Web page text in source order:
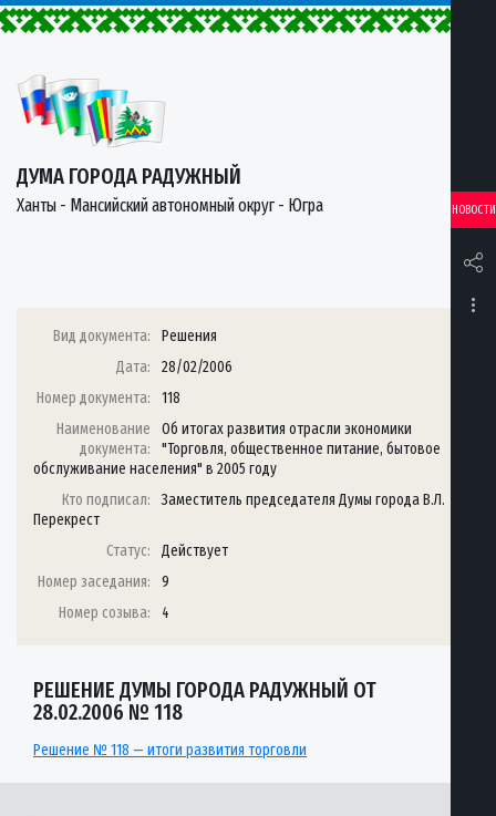
ДУМА ГОРОДА РАДУЖНЫЙ
Ханты - Мансийский автономный округ - Югра НОВОСТИ
Вид документа:
Решения
Дата:
28/02/2006
Номер документа:
118
Наименование
документа:
Об итогах развития отрасли экономики
"Торговля, общественное питание, бытовое
обслуживание населения" в 2005 году
Кто подписал:
Заместитель председателя Думы города В.Л.
Перекрест
Статус:
Действует
Номер заседания:
9
Номер созыва:
4
РЕШЕНИЕ ДУМЫ ГОРОДА РАДУЖНЫЙ ОТ
28.02.2006 № 118
Решение № 118 — итоги развития торговли